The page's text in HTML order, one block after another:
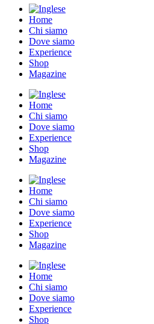
Home
Chi siamo
Dove siamo
Experience
Shop
Magazine
Home
Chi siamo
Dove siamo
Experience
Shop
Magazine
Home
Chi siamo
Dove siamo
Experience
Shop
Magazine
Home
Chi siamo
Dove siamo
Experience
Shop